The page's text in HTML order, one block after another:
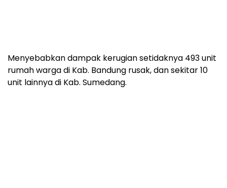
Menyebabkan dampak kerugian setidaknya 493 unit
rumah warga di Kab. Bandung rusak, dan sekitar 10
unit lainnya di Kab. Sumedang.